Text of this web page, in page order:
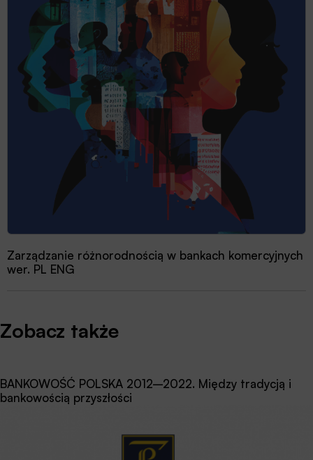
Zarządzanie różnorodnością w bankach komercyjnych
wer. PL ENG
Zobacz także
BANKOWOŚĆ POLSKA 2012–2022. Między tradycją i
bankowością przyszłości